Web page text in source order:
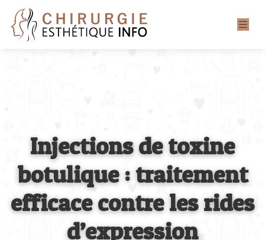
Injections de toxine
botulique : traitement
efficace contre les rides
d’expression